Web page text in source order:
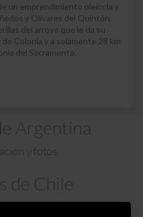
un emprendimiento oleícola y
y Olivares del Quintón,
del arroyo que le da su
Colonia y a solamente 28 km
del Sacramento.
Argentina
y fotos.
de Chile